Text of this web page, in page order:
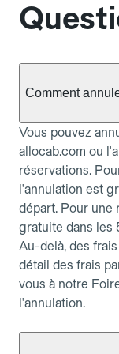
Comment
Vous pouvez
allocab.com ou
réservations.
l'annulation est
départ. Pour une
gratuite dans les
Au-delà, des
détail des frais
vous à notre
l'annulation.